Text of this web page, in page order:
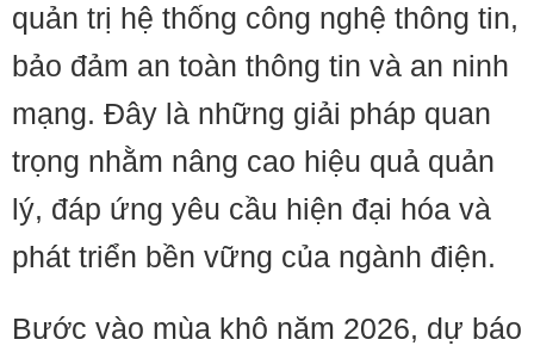
quản trị hệ thống công nghệ thông tin,
bảo đảm an toàn thông tin và an ninh
mạng. Đây là những giải pháp quan
trọng nhằm nâng cao hiệu quả quản
lý, đáp ứng yêu cầu hiện đại hóa và
phát triển bền vững của ngành điện.
Bước vào mùa khô năm 2026, dự báo